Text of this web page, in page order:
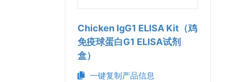
Chicken IgG1 ELISA Kit（鸡
免疫球蛋白G1 ELISA试剂
盒）
一键复制产品信息